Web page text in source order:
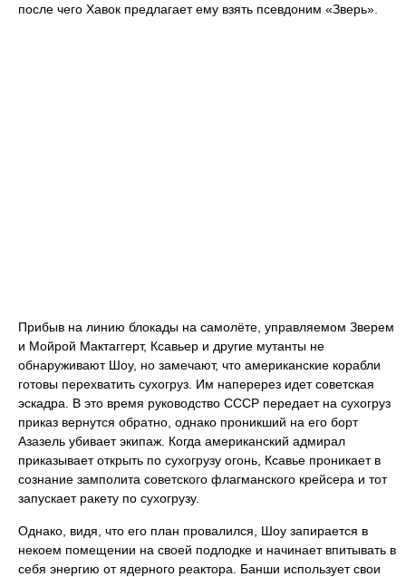
после чего Хавок предлагает ему взять псевдоним «Зверь».
Прибыв на линию блокады на самолёте, управляемом Зверем
и Мойрой Мактаггерт, Ксавьер и другие мутанты не
обнаруживают Шоу, но замечают, что американские корабли
готовы перехватить сухогруз. Им наперерез идет советская
эскадра. В это время руководство СССР передает на сухогруз
приказ вернутся обратно, однако проникший на его борт
Азазель убивает экипаж. Когда американский адмирал
приказывает открыть по сухогрузу огонь, Ксавье проникает в
сознание замполита советского флагманского крейсера и тот
запускает ракету по сухогрузу.
Однако, видя, что его план провалился, Шоу запирается в
некоем помещении на своей подлодке и начинает впитывать в
себя энергию от ядерного реактора. Банши использует свои